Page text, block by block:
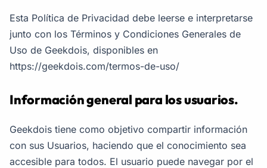
Esta Política de Privacidad debe leerse e interpretarse
junto con los Términos y Condiciones Generales de
Uso de Geekdois, disponibles en
https://geekdois.com/termos-de-uso/
Información general para los usuarios.
Geekdois tiene como objetivo compartir información
con sus Usuarios, haciendo que el conocimiento sea
accesible para todos. El usuario puede navegar por el